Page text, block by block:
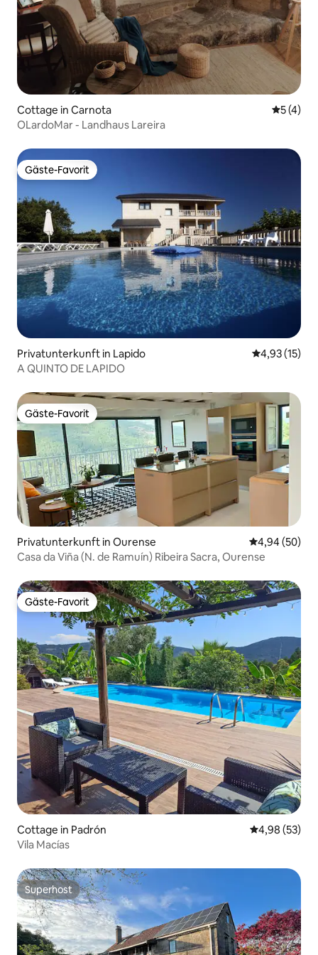
Cottage in Carnota
5 (4)
OLardoMar - Landhaus Lareira
Gäste-Favorit
Gäste-Favorit
Privatunterkunft in Lapido
4,93 (15)
A QUINTO DE LAPIDO
Gäste-Favorit
Gäste-Favorit
Privatunterkunft in Ourense
4,94 (50)
Casa da Viña (N. de Ramuín) Ribeira Sacra, Ourense
Gäste-Favorit
Gäste-Favorit
Cottage in Padrón
4,98 (53)
Vila Macías
Superhost
Superhost